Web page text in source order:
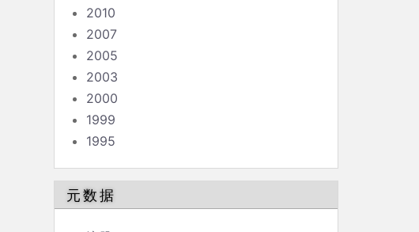
2010
2007
2005
2003
2000
1999
1995
元数据